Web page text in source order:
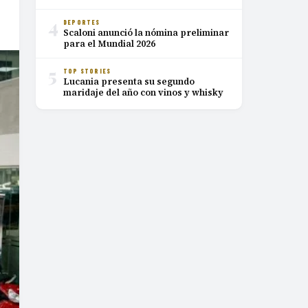
4 DEPORTES
Scaloni anunció la nómina preliminar
para el Mundial 2026
5 TOP STORIES
Lucania presenta su segundo
maridaje del año con vinos y whisky